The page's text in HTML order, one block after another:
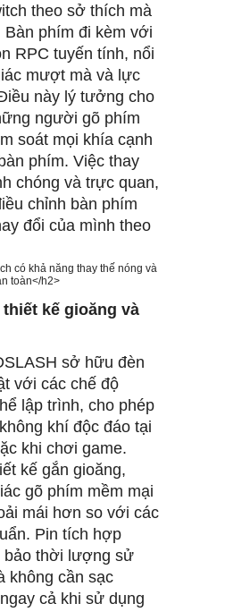
theo sở thích mà
Bàn phím đi kèm với
RPC tuyến tính, nổi
mượt mà và lực
này lý tưởng cho
người gõ phím
soát mọi khía cạnh
phím. Việc thay
chóng và trực quan,
chỉnh bàn phím
đổi của mình theo
kế gioăng và
sở hữu đèn
với các chế độ
lập trình, cho phép
khí độc đáo tại
khi chơi game.
kế gắn gioăng,
gõ phím mềm mại
mái hơn so với các
Pin tích hợp
bảo thời lượng sử
không cần sạc
cả khi sử dụng